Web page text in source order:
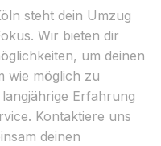
steht dein Umzug
Wir bieten dir
um deinen
wie möglich zu
Erfahrung
Kontaktiere uns
deinen